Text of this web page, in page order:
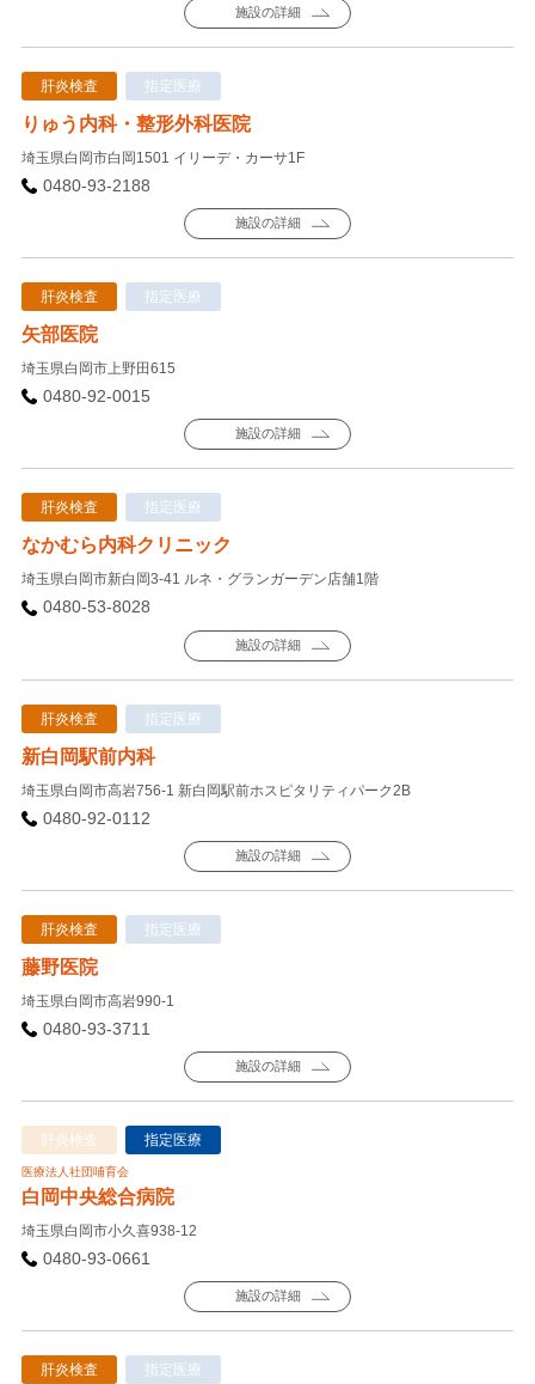
施設の詳細
肝炎検査 指定医療
りゅう内科・整形外科医院
埼玉県白岡市白岡1501 イリーデ・カーサ1F
0480-93-2188
施設の詳細
肝炎検査 指定医療
矢部医院
埼玉県白岡市上野田615
0480-92-0015
施設の詳細
肝炎検査 指定医療
なかむら内科クリニック
埼玉県白岡市新白岡3-41 ルネ・グランガーデン店舗1階
0480-53-8028
施設の詳細
肝炎検査 指定医療
新白岡駅前内科
埼玉県白岡市高岩756-1 新白岡駅前ホスピタリティパーク2B
0480-92-0112
施設の詳細
肝炎検査 指定医療
藤野医院
埼玉県白岡市高岩990-1
0480-93-3711
施設の詳細
肝炎検査 指定医療
医療法人社団哺育会
白岡中央総合病院
埼玉県白岡市小久喜938-12
0480-93-0661
施設の詳細
肝炎検査 指定医療